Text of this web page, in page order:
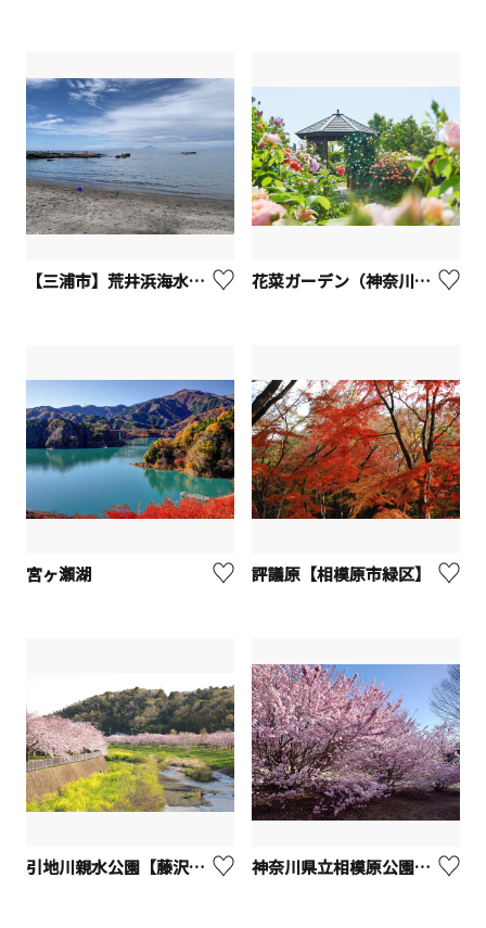
【三浦市】荒井浜海水浴場 花菜ガーデン（神奈川県立花と緑のふれあいセンター）【平塚市】
宮ヶ瀬湖 評議原【相模原市緑区】
引地川親水公園【藤沢市】 神奈川県立相模原公園（桜）【相模原市】